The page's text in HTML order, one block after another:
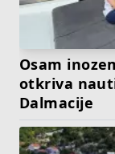
Osam
otkriva
Dalmacije